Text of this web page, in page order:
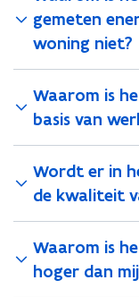
gemeten
woning niet?
Waarom is
basis van
Wordt er in
de kwaliteit
Waarom is
hoger dan